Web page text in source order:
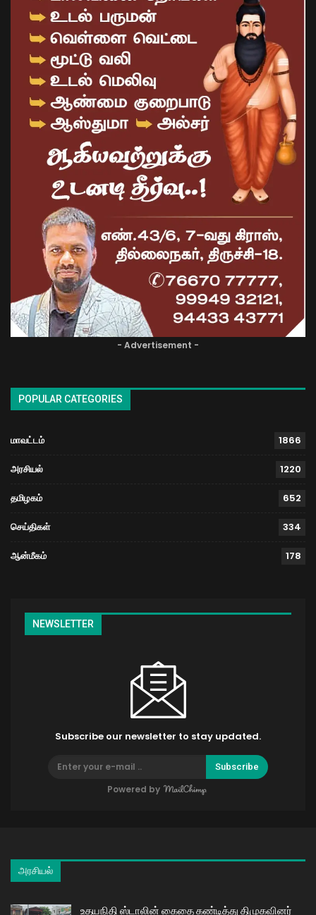
- Advertisement -
POPULAR CATEGORIES
மாவட்டம் 1866
அரசியல் 1220
தமிழகம் 652
செய்திகள் 334
ஆன்மீகம் 178
NEWSLETTER
Subscribe our newsletter to stay updated.
Subscribe
Powered by
அரசியல்
உதயநிதி ஸ்டாலின் கைதை கண்டித்து திமுகவினர்